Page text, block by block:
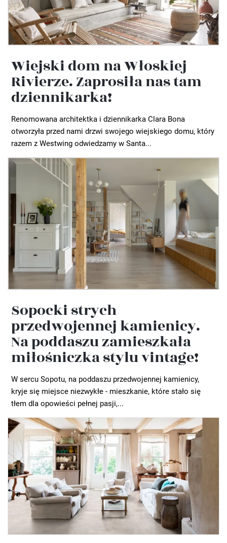
Wiejski dom na Włoskiej
Rivierze. Zaprosiła nas tam
dziennikarka!
Renomowana architektka i dziennikarka Clara Bona
otworzyła przed nami drzwi swojego wiejskiego domu, który
razem z Westwing odwiedzamy w Santa...
Sopocki strych
przedwojennej kamienicy.
Na poddaszu zamieszkała
miłośniczka stylu vintage!
W sercu Sopotu, na poddaszu przedwojennej kamienicy,
kryje się miejsce niezwykłe - mieszkanie, które stało się
tłem dla opowieści pełnej pasji,...